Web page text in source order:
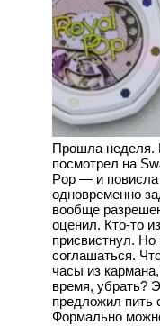
Прошла неделя.
посмотрел на
Pop — и повисла
одновременно
вообще
оценил. Кто-то
присвистнул. Но
соглашаться.
часы из
время, убрать?
предложил пить
Формально